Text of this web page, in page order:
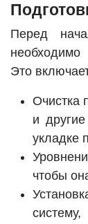
Перед
необходимо
Это
Очистка
и
укладке
чтобы